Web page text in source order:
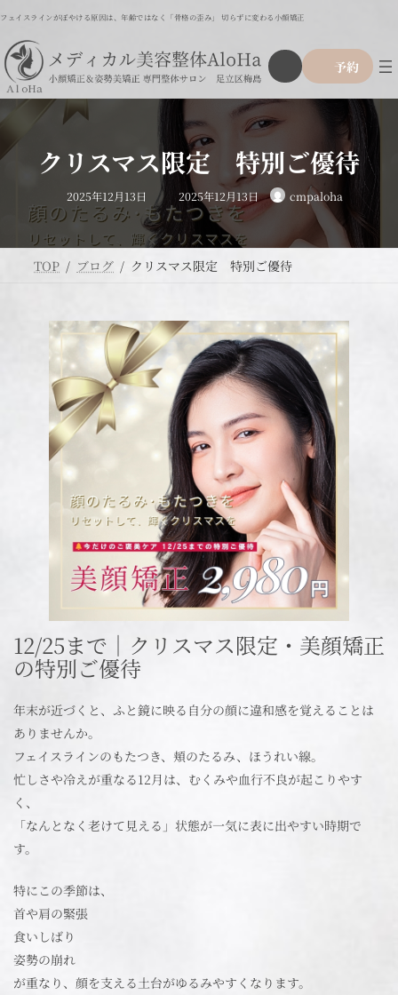
ン
テ
ン
ツ
へ
ス
ッ
ビ
ゲ
ー
シ
ョ
ン
移
フェイスラインがぼやける原因は、年齢ではなく「骨格の歪み」 切らずに変わる小顔矯正
ア
イ
コ
リ
ン
ク
予約
グ
ル
ク
クリスマス限定 特別ご優待
2025年12月13日 最
終
更
新
日
時
2025年12月13日 cmpaloha
TOP ブログ クリスマス限定 特別ご優待
12/25まで｜クリスマス限定・美顔矯正
の特別ご優待
年末が近づくと、ふと鏡に映る自分の顔に違和感を覚えることは
ありませんか。
フェイスラインのもたつき、頬のたるみ、ほうれい線。
忙しさや冷えが重なる12月は、むくみや血行不良が起こりやす
く、
「なんとなく老けて見える」状態が一気に表に出やすい時期で
す。
特にこの季節は、
首や肩の緊張
食いしばり
姿勢の崩れ
が重なり、顔を支える土台がゆるみやすくなります。